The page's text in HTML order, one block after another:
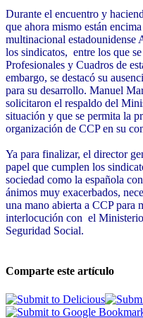
Durante el encuentro y
que ahora mismo están
multinacional estadounidense
los sindicatos, entre los que
Profesionales y Cuadros de
embargo, se destacó su
para su desarrollo. Manuel
solicitaron el respaldo del
situación y que se permita la
organización de CCP en su
Ya para finalizar, el director
papel que cumplen los
sociedad como la española
ánimos muy exacerbados,
una mano abierta a CCP para
interlocución con el
Seguridad Social.
Comparte este artículo